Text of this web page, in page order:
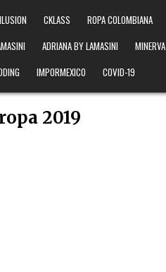
ILUSION CKLASS ROPA COLOMBIANA
ADRIANA BY LAMASINI MINERVA
IMPORMEXICO COVID-19
2019